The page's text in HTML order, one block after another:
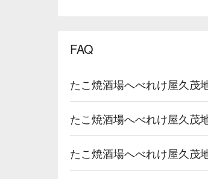
FAQ
たこ焼酒場へべれけ屋久茂
たこ焼酒場へべれけ屋久茂
たこ焼酒場へべれけ屋久茂